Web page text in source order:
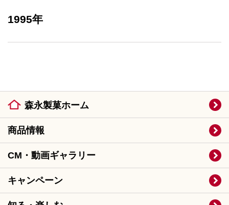
1995年
森永製菓ホーム
商品情報
CM・動画ギャラリー
キャンペーン